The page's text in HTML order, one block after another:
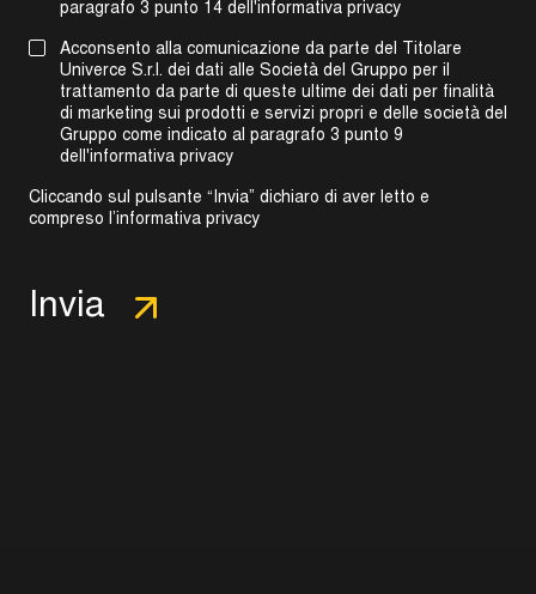
paragrafo 3 punto 14 dell'informativa privacy
Acconsento alla comunicazione da parte del Titolare
Univerce S.r.l. dei dati alle Società del Gruppo per il
trattamento da parte di queste ultime dei dati per finalità
di marketing sui prodotti e servizi propri e delle società del
Gruppo come indicato al paragrafo 3 punto 9
dell'informativa privacy
Cliccando sul pulsante “Invia” dichiaro di aver letto e
compreso l’ informativa privacy